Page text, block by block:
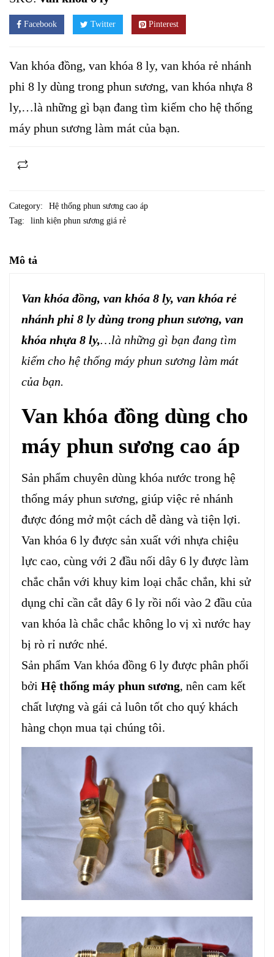
Facebook Twitter Pinterest
Van khóa đồng, van khóa 8 ly, van khóa rẻ nhánh
phi 8 ly dùng trong phun sương, van khóa nhựa 8
ly,…là những gì bạn đang tìm kiếm cho hệ thống
máy phun sương làm mát của bạn.
Category:
Hệ thống phun sương cao áp
Tag:
linh kiện phun sương giá rẻ
Mô tả
Van khóa đồng, van khóa 8 ly, van khóa rẻ
nhánh phi 8 ly dùng trong phun sương, van
khóa nhựa 8 ly,…là những gì bạn đang tìm
kiếm cho hệ thống máy phun sương làm mát
của bạn.
Van khóa đồng dùng cho
máy phun sương cao áp
Sản phẩm chuyên dùng khóa nước trong hệ
thống máy phun sương, giúp việc rẻ nhánh
được đóng mở một cách dễ dàng và tiện lợi.
Van khóa 6 ly được sản xuất với nhựa chiệu
lực cao, cùng với 2 đầu nối dây 6 ly được làm
chắc chắn với khuy kim loại chắc chắn, khi sử
dụng chỉ cần cắt dây 6 ly rồi nối vào 2 đầu của
van khóa là chắc chắc không lo vị xì nước hay
bị rò rỉ nước nhé.
Sản phẩm Van khóa đồng 6 ly được phân phối
bởi Hệ thống máy phun sương, nên cam kết
chất lượng và gái cả luôn tốt cho quý khách
hàng chọn mua tại chúng tôi.